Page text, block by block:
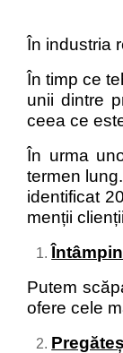
În industria
În timp ce
unii dintre
ceea ce
În urma
termen
identificat
menții
Putem
ofere cele